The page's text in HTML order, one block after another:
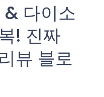
다이소
! 진짜
뷰 블로